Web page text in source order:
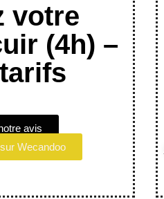
votre
(4h) –
avis
Wecandoo